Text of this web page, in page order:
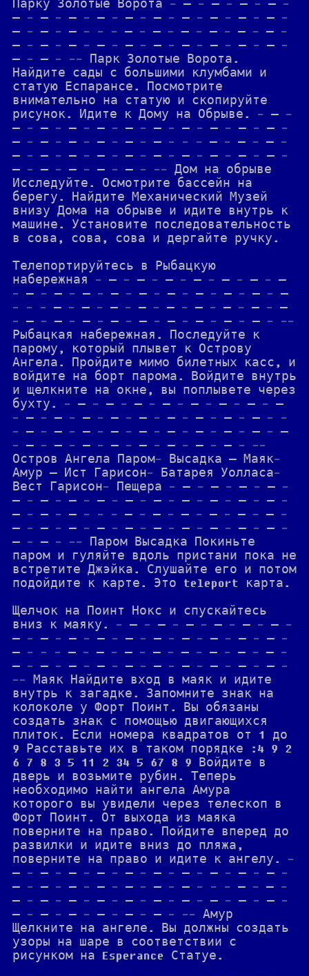
Парку Золотые Ворота - — - — - — - — -
— - — - — - — - — - — - — - — - — - — -
— - — - — - - - — - — - — - — - — - — -
— - — - — - — - — - — - — - — - — - — -
— - — - -- Парк Золотые Ворота.
Найдите сады с большими клумбами и
статую Еспарансе. Посмотрите
внимательно на статую и скопируйте
рисунок. Идите к Дому на Обрыве. - — -
— - — - — - — - — - — - — - — - — - — -
— - — - — - — - — - — - - - — - — - — -
— - — - — - — - — - — - — - — - — - — -
— - — - — - — - — - -- Дом на обрыве
Исследуйте. Осмотрите бассейн на
берегу. Найдите Механический Музей
внизу Дома на обрыве и идите внутрь к
машине. Установите последовательность
в сова, сова, сова и дергайте ручку.
Телепортируйтесь в Рыбацкую
набережная - — - — - — - — - — - — - —
- — - — - — - — - — - — - — - — - — - —
- - - — - — - — - — - — - — - — - — - —
- — - — - — - — - — - — - — - — - — - --
Рыбацкая набережная. Последуйте к
парому, который плывет к Острову
Ангела. Пройдите мимо билетных касс, и
войдите на борт парома. Войдите внутрь
и щелкните на окне, вы поплывете через
бухту. - — - — - — - — - — - — - — - —
- — - — - — - — - — - — - — - — - — - -
- — - — - — - — - — - — - — - — - — - —
- — - — - — - — - — - — - — - — - --
Остров Ангела Паром- Высадка — Маяк-
Амур — Ист Гарисон- Батарея Уолласа-
Вест Гарисон- Пещера - — - — - — - — -
— - — - — - — - — - — - — - — - — - — -
— - — - — - - - — - — - — - — - — - — -
— - — - — - — - — - — - — - — - — - — -
— - — - -- Паром Высадка Покиньте
паром и гуляйте вдоль пристани пока не
встретите Джэйка. Слушайте его и потом
подойдите к карте. Это teleport карта.
Щелчок на Поинт Нокс и спускайтесь
вниз к маяку. - — - — - — - — - — - — -
— - — - — - — - — - — - — - — - — - — -
— - - - — - — - — - — - — - — - — - — -
— - — - — - — - — - — - — - — - — - — -
-- Маяк Найдите вход в маяк и идите
внутрь к загадке. Запомните знак на
колоколе у Форт Поинт. Вы обязаны
создать знак с помощью двигающихся
плиток. Если номера квадратов от 1 до
9 Расставьте их в таком порядке :4 9 2
6 7 8 3 5 11 2 34 5 67 8 9 Войдите в
дверь и возьмите рубин. Теперь
необходимо найти ангела Амура
которого вы увидели через телескоп в
Форт Поинт. От выхода из маяка
поверните на право. Пойдите вперед до
развилки и идите вниз до пляжа,
поверните на право и идите к ангелу. -
— - — - — - — - — - — - — - — - — - — -
— - — - — - — - — - — - — - - - — - — -
— - — - — - — - — - — - — - — - — - — -
— - — - — - — - — - — - -- Амур
Щелкните на ангеле. Вы должны создать
узоры на шаре в соответствии с
рисунком на Esperance Статуе.